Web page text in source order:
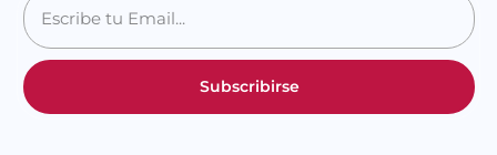
Subscribirse